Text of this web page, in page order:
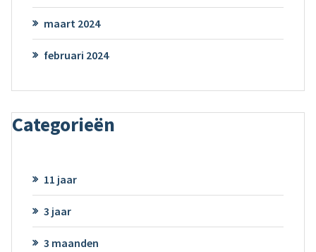
maart 2024
februari 2024
Categorieën
11 jaar
3 jaar
3 maanden